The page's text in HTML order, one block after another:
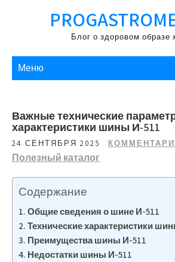
Блог о здоровом образе
Меню
Важные технические
характеристики шины И-511
24 СЕНТЯБРЯ 2025
Полезный каталог
Содержание
Общие сведения о шине И-511
Технические характеристики
Преимущества шины И-511
Недостатки шины И-511